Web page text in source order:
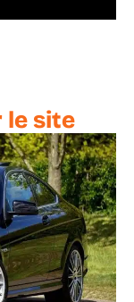
le site